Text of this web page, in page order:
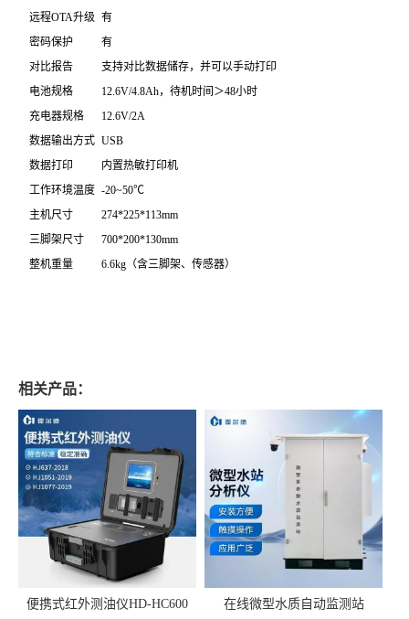
远程OTA升级 有
密码保护
有
对比报告
支持对比数据储存，并可以手动打印
电池规格
12.6V/4.8Ah，待机时间＞48小时
充电器规格
12.6V/2A
数据输出方式 USB
数据打印
内置热敏打印机
工作环境温度 -20~50℃
主机尺寸
274*225*113mm
三脚架尺寸
700*200*130mm
整机重量
6.6kg（含三脚架、传感器）
相关产品：
便携式红外测油仪HD-HC600 在线微型水质自动监测站